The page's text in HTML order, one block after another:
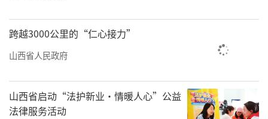
跨越3000公里的“仁心接力”
山西省人民政府
山西省启动“法护新业·情暖人心”公益
法律服务活动